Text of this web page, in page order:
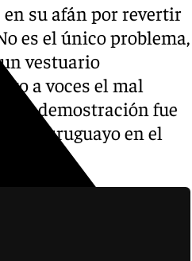
en su afán por revertir
es el único problema,
vestuario
a voces el mal
demostración fue
el uruguayo en el